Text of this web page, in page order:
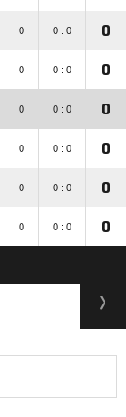
0 0 : 0 0
0 0 : 0 0
0 0 : 0 0
0 0 : 0 0
0 0 : 0 0
0 0 : 0 0